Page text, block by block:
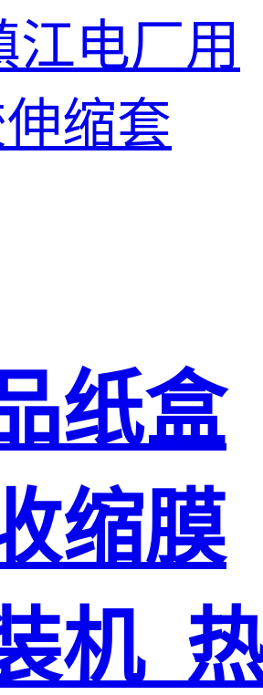
江电厂用
缩套
纸盒
缩膜
机_